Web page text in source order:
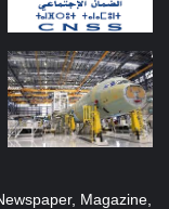
Magazine,